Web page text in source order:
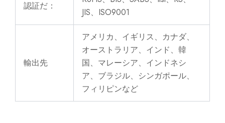
認証だ：
JIS、ISO9001
輸出先
アメリカ、イギリス、カナダ、
オーストラリア、インド、韓
国、マレーシア、インドネシ
ア、ブラジル、シンガポール、
フィリピンなど